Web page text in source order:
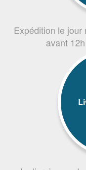
Expédition le
avant